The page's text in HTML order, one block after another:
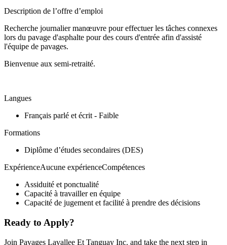
Description de l’offre d’emploi
Recherche journalier manœuvre pour effectuer les tâches connexes
lors du pavage d'asphalte pour des cours d'entrée afin d'assisté
l'équipe de pavages.
Bienvenue aux semi-retraité.
Langues
Français parlé et écrit - Faible
Formations
Diplôme d’études secondaires (DES)
ExpérienceAucune expérienceCompétences
Assiduité et ponctualité
Capacité à travailler en équipe
Capacité de jugement et facilité à prendre des décisions
Ready to Apply?
Join Pavages Lavallee Et Tanguay Inc. and take the next step in